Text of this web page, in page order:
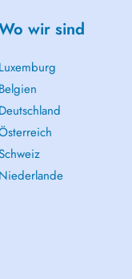
wir sind
Luxemburg
Belgien
Deutschland
Niederlande